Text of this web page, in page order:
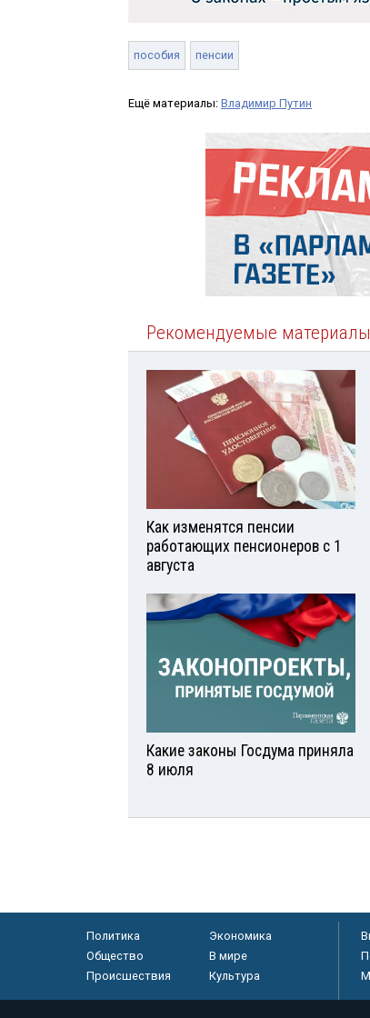
пособия пенсии
Ещё материалы: Владимир Путин
Рекомендуемые материалы
Как изменятся пенсии
работающих пенсионеров с 1
августа
Какие законы Госдума приняла
8 июля
Политика
Экономика
Общество
В мире
Происшествия
Культура